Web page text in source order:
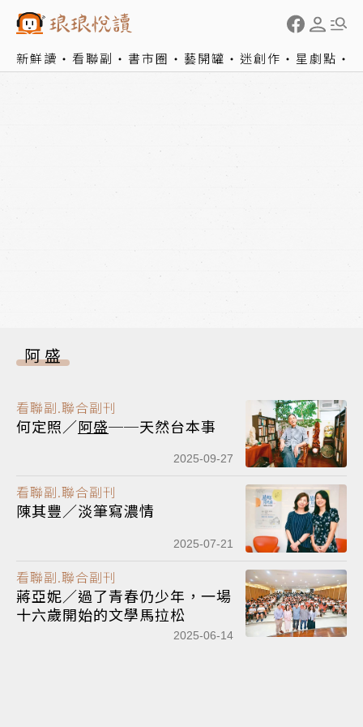
新鮮讀 看聯副 書市圈 藝開罐 迷創作 星劇點
阿盛
看聯副.聯合副刊
何定照／阿盛──天然台本事
2025-09-27
看聯副.聯合副刊
陳其豐／淡筆寫濃情
2025-07-21
看聯副.聯合副刊
蔣亞妮／過了青春仍少年，一場
十六歲開始的文學馬拉松
2025-06-14